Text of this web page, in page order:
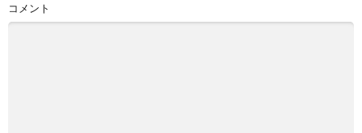
コメント